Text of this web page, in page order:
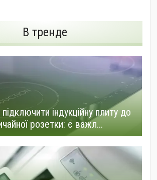
В тренде
індукційну плиту до
розетки: є важл...